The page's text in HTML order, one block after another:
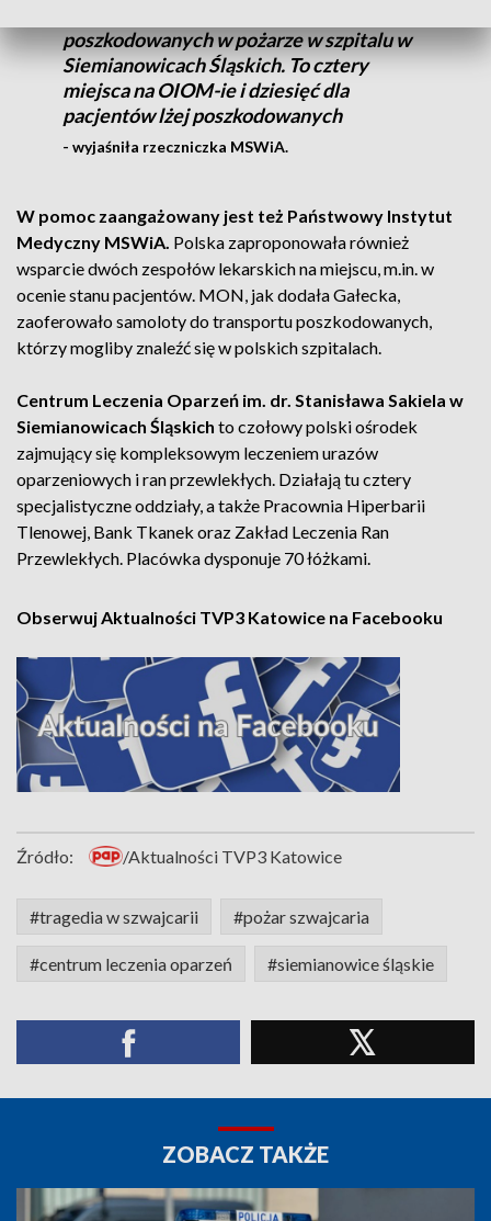
poszkodowanych w pożarze w szpitalu w
Siemianowicach Śląskich. To cztery
miejsca na OIOM-ie i dziesięć dla
pacjentów lżej poszkodowanych
- wyjaśniła rzeczniczka MSWiA.
W pomoc zaangażowany jest też Państwowy Instytut
Medyczny MSWiA. Polska zaproponowała również
wsparcie dwóch zespołów lekarskich na miejscu, m.in. w
ocenie stanu pacjentów. MON, jak dodała Gałecka,
zaoferowało samoloty do transportu poszkodowanych,
którzy mogliby znaleźć się w polskich szpitalach.
Centrum Leczenia Oparzeń im. dr. Stanisława Sakiela w
Siemianowicach Śląskich to czołowy polski ośrodek
zajmujący się kompleksowym leczeniem urazów
oparzeniowych i ran przewlekłych. Działają tu cztery
specjalistyczne oddziały, a także Pracownia Hiperbarii
Tlenowej, Bank Tkanek oraz Zakład Leczenia Ran
Przewlekłych. Placówka dysponuje 70 łóżkami.
Obserwuj Aktualności TVP3 Katowice na Facebooku
Źródło: /Aktualności TVP3 Katowice
#tragedia w szwajcarii #pożar szwajcaria
#centrum leczenia oparzeń #siemianowice śląskie
ZOBACZ TAKŻE